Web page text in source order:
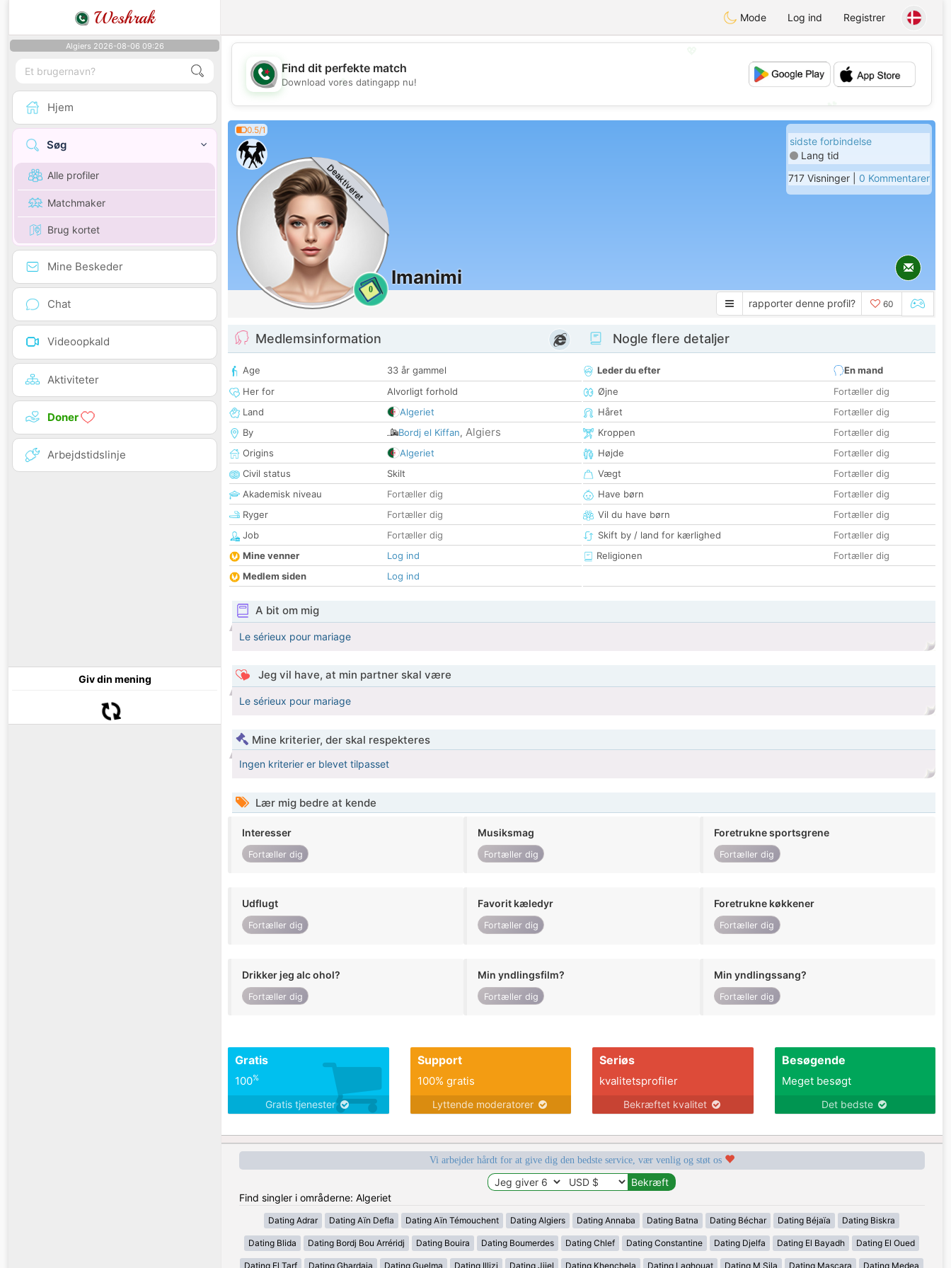
Weshrak Mode Log ind Registrer
Algiers 2026-08-06 09:26
Hjem
Søg
Alle profiler
Matchmaker
Brug kortet
Mine Beskeder
Chat
Videoopkald
Aktiviteter
Doner
Arbejdstidslinje
Giv din mening
💖
💕
Find dit perfekte match
Download vores datingapp nu!
0.5/1
0
Deaktiveret
Imanimi
sidste forbindelse
Lang tid
717 Visninger | 0 Kommentarer
rapporter denne profil? 60
Medlemsinformation
Age
33 år gammel
Her for
Alvorligt forhold
Land
Algeriet
By
Bordj el Kiffan, Algiers
Origins
Algeriet
Civil status
Skilt
Akademisk niveau
Fortæller dig
Ryger
Fortæller dig
Job
Fortæller dig
Mine venner
Log ind
Medlem siden
Log ind
Nogle flere detaljer
Leder du efter
En mand
Øjne
Fortæller dig
Håret
Fortæller dig
Kroppen
Fortæller dig
Højde
Fortæller dig
Vægt
Fortæller dig
Have børn
Fortæller dig
Vil du have børn
Fortæller dig
Skift by / land for kærlighed
Fortæller dig
Religionen
Fortæller dig
A bit om mig
Le sérieux pour mariage
Jeg vil have, at min partner skal være
Le sérieux pour mariage
Mine kriterier, der skal respekteres
Ingen kriterier er blevet tilpasset
Lær mig bedre at kende
Interesser
Fortæller dig
Musiksmag
Fortæller dig
Foretrukne sportsgrene
Fortæller dig
Udflugt
Fortæller dig
Favorit kæledyr
Fortæller dig
Foretrukne køkkener
Fortæller dig
Drikker jeg alc ohol?
Fortæller dig
Min yndlingsfilm?
Fortæller dig
Min yndlingssang?
Fortæller dig
Gratis
100%
Gratis tjenester
Support
100% gratis
Lyttende moderatorer
Seriøs
kvalitetsprofiler
Bekræftet kvalitet
Besøgende
Meget besøgt
Det bedste
Vi arbejder hårdt for at give dig den bedste service, vær venlig og støt os
Find singler i områderne: Algeriet
Dating Adrar Dating Aïn Defla Dating Aïn Témouchent Dating Algiers Dating Annaba Dating Batna Dating Béchar Dating Béjaïa Dating Biskra
Dating Blida Dating Bordj Bou Arréridj Dating Bouira Dating Boumerdes Dating Chlef Dating Constantine Dating Djelfa Dating El Bayadh Dating El Oued
Dating El Tarf Dating Ghardaia Dating Guelma Dating Illizi Dating Jijel Dating Khenchela Dating Laghouat Dating M Sila Dating Mascara Dating Medea